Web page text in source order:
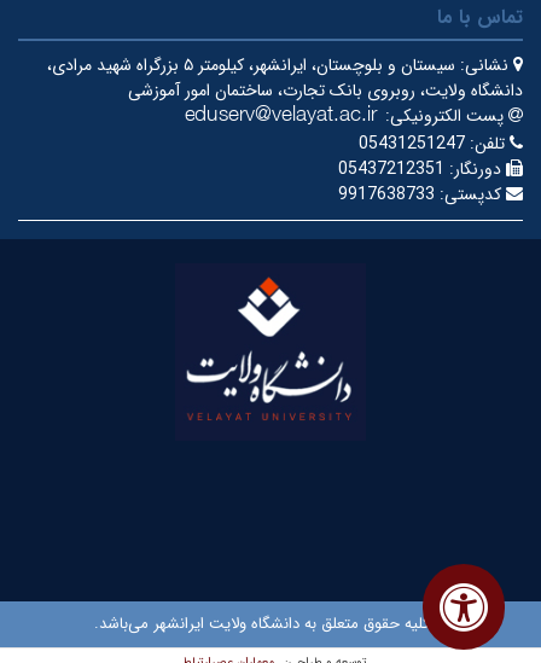
تماس با ما
نشانی:
سیستان و بلوچستان، ایرانشهر، کیلومتر ۵ بزرگراه شهید مرادی،
دانشگاه ولایت، روبروی بانک تجارت، ساختمان امور آموزشی
پست الکترونیکی:
تلفن: 05431251247
دورنگار: 05437212351
کدپستی: 9917638733
© کلیه حقوق متعلق به دانشگاه ولایت ایرانشهر می‌باشد.